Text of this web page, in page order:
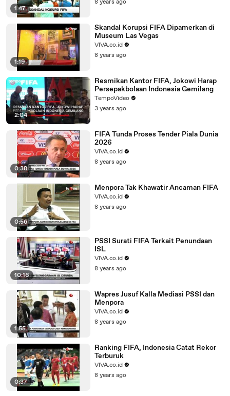
1:47
8 years ago
1:19
Skandal Korupsi FIFA Dipamerkan di
Museum Las Vegas
VIVA.co.id
8 years ago
2:04
Resmikan Kantor FIFA, Jokowi Harap
Persepakbolaan Indonesia Gemilang
TempoVideo
3 years ago
0:38
FIFA Tunda Proses Tender Piala Dunia
2026
VIVA.co.id
8 years ago
0:56
Menpora Tak Khawatir Ancaman FIFA
VIVA.co.id
8 years ago
10:16
PSSI Surati FIFA Terkait Penundaan
ISL
VIVA.co.id
8 years ago
1:55
Wapres Jusuf Kalla Mediasi PSSI dan
Menpora
VIVA.co.id
8 years ago
0:37
Ranking FIFA, Indonesia Catat Rekor
Terburuk
VIVA.co.id
8 years ago